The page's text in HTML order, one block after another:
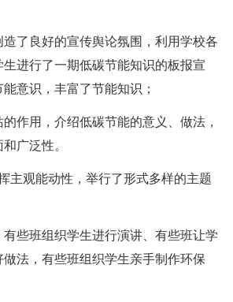
造了良好的宣传舆论氛围，利用学校各
进行了一期低碳节能知识的板报宣
意识，丰富了节能知识；
作用，介绍低碳节能的意义、做法，
广泛性。
主观能动性，举行了形式多样的主题
有些班组织学生进行演讲、有些班让学
法，有些班组织学生亲手制作环保